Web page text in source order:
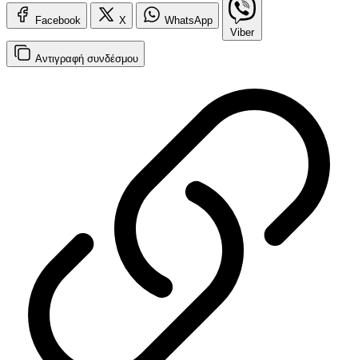
Facebook X
WhatsApp
Viber
Αντιγραφή συνδέσμου